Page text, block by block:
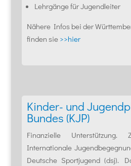
Lehrgänge für Jugendleiter
Nähere Infos bei der
finden sie >>hier
Kinder- und
Bundes (KJP)
Finanzielle
Internationale
Deutsche Sportjugend (dsj).